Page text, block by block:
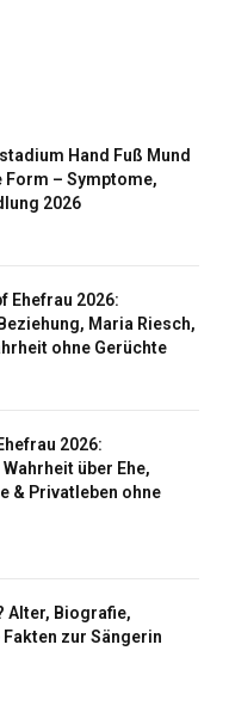
Hand Fuß Mund
– Symptome,
2026
Ehefrau 2026:
Maria Riesch,
ohne Gerüchte
2026:
über Ehe,
& Privatleben ohne
Alter, Biografie,
zur Sängerin